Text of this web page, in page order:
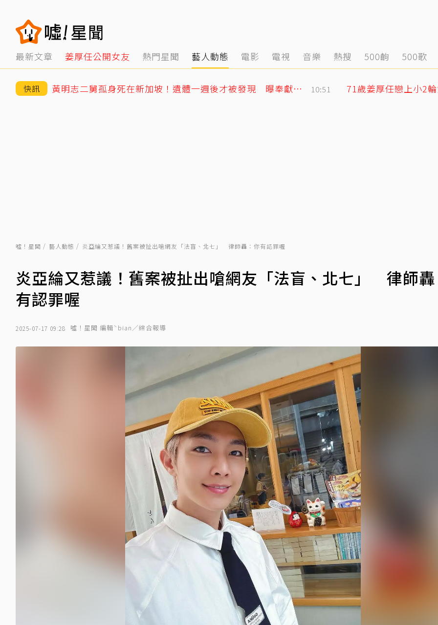
最新文章 姜厚任公開女友 熱門星聞 藝人動態 電影 電視 音樂 熱搜 500齣 500歌
快訊 黃明志二舅孤身死在新加坡！遺體一週後才被發現 曝奉獻異鄉40年人生 10:51
噓！星聞 藝人動態 炎亞綸又惹議！舊案被扯出嗆網友「法盲、北七」 律師轟：你有認罪喔
炎亞綸又惹議！舊案被扯出嗆網友「法盲、北七」 律師
有認罪喔
2025-07-17 09:28 噓！星聞 編輯ˋbian／綜合報導